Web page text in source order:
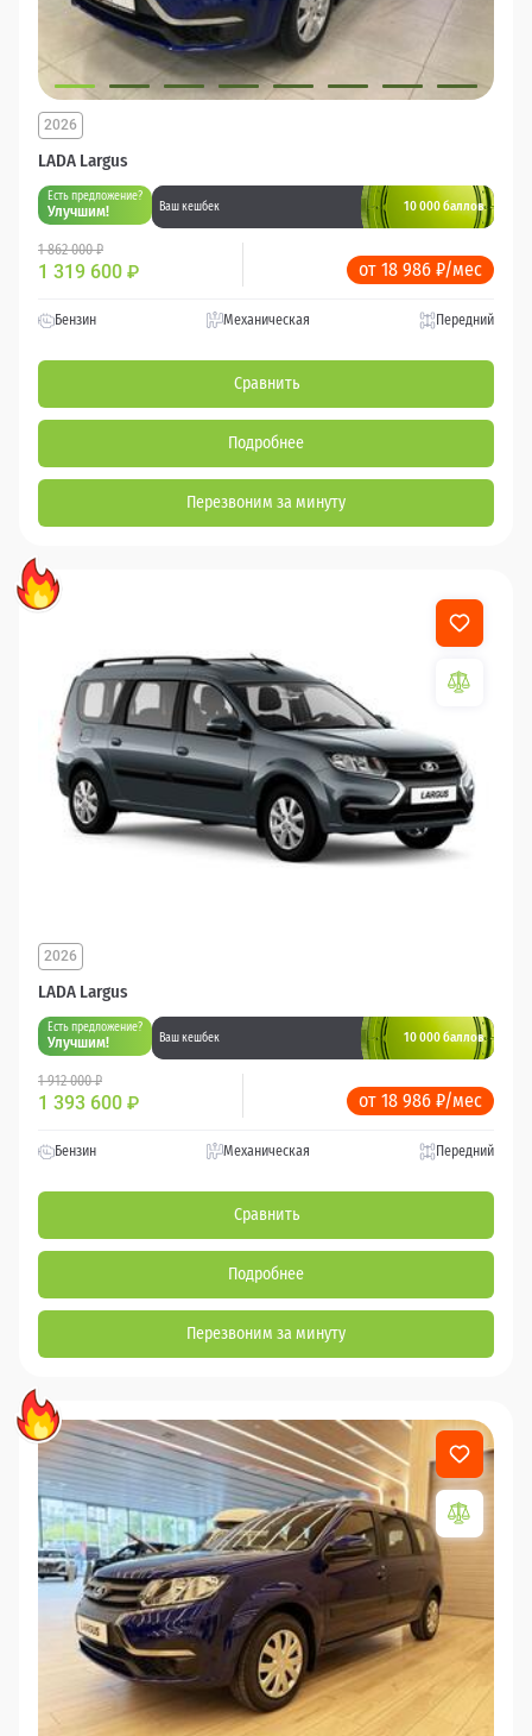
LADA Largus
2026
Есть предложение?
Улучшим! Ваш кешбек 10 000 баллов
1 862 000 ₽
1 319 600 ₽ от 18 986 ₽/мес
Бензин Механическая Передний
Сравнить
Подробнее
Перезвоним за минуту
LADA Largus
2026
Есть предложение?
Улучшим! Ваш кешбек 10 000 баллов
1 912 000 ₽
1 393 600 ₽ от 18 986 ₽/мес
Бензин Механическая Передний
Сравнить
Подробнее
Перезвоним за минуту